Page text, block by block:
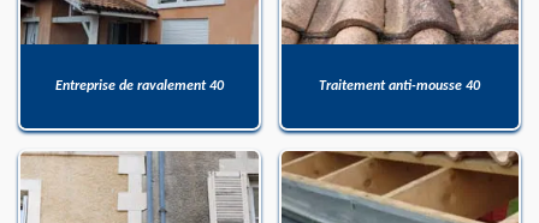
Entreprise de ravalement 40 Traitement anti-mousse 40